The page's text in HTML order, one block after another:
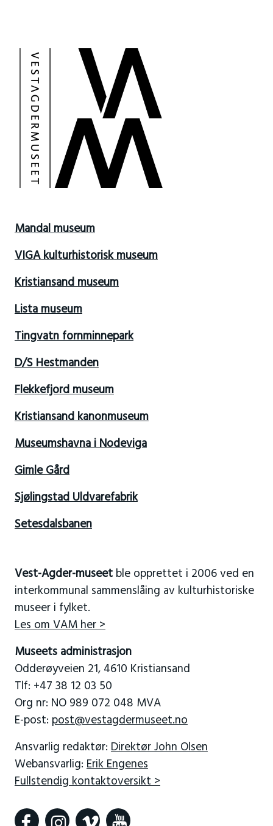
Mandal museum
VIGA kulturhistorisk museum
Kristiansand museum
Lista museum
Tingvatn fornminnepark
D/S Hestmanden
Flekkefjord museum
Kristiansand kanonmuseum
Museumshavna i Nodeviga
Gimle Gård
Sjølingstad Uldvarefabrik
Setesdalsbanen
Vest-Agder-museetble opprettet i 2006 ved en
interkommunal sammenslåing av kulturhistoriske
museer i fylket.
Les om VAM her >
Museets administrasjon
Odderøyveien 21, 4610 Kristiansand
Tlf: +47 38 12 03 50
Org nr: NO 989 072 048 MVA
E-post: post@vestagdermuseet.no
Ansvarlig redaktør: Direktør John Olsen
Webansvarlig: Erik Engenes
Fullstendig kontaktoversikt >